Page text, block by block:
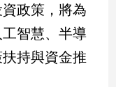
政策，將為
智慧、半導
持與資金推